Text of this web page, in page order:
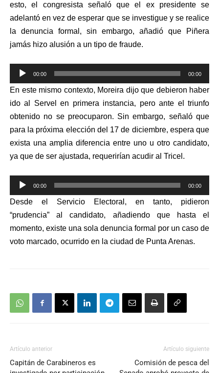
esto, el congresista señaló que el ex presidente se
adelantó en vez de esperar que se investigue y se realice
la denuncia formal, sin embargo, añadió que Piñera
jamás hizo alusión a un tipo de fraude.
Reproductor
de
audio
00:00 00:00
En este mismo contexto, Moreira dijo que debieron haber
ido al Servel en primera instancia, pero ante el triunfo
obtenido no se preocuparon. Sin embargo, señaló que
para la próxima elección del 17 de diciembre, espera que
exista una amplia diferencia entre uno u otro candidato,
ya que de ser ajustada, requerirían acudir al Tricel.
Reproductor
de
audio
00:00 00:00
Desde el Servicio Electoral, en tanto, pidieron
“prudencia” al candidato, añadiendo que hasta el
momento, existe una sola denuncia formal por un caso de
voto marcado, ocurrido en la ciudad de Punta Arenas.
Artículo anterior
Capitán de Carabineros es
Artículo siguiente
Comisión de pesca del